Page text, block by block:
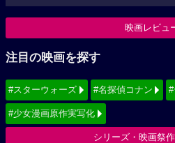
映画レビュ
注目の映画を探す
#スターウォーズ #名探偵コナン
#少女漫画原作実写化
シリーズ・映画祭